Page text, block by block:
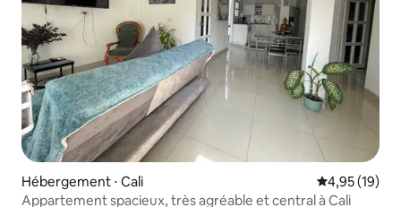
Hébergement ⋅ Cali Évaluation
4,95 (19)
Appartement spacieux, très agréable et central à Cali